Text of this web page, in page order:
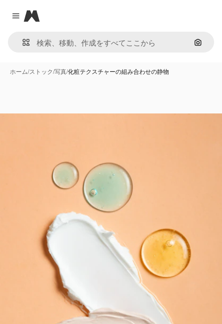
Close menu
Magnific
画像で
ホーム/ストック/写真/化粧テクスチャーの組み合わせの静物